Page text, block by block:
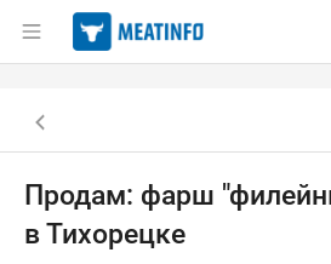
Раздел навигации по
Объявление:
Навигация и
Назад к списку объявлений
Продам: фарш
в Тихорецке